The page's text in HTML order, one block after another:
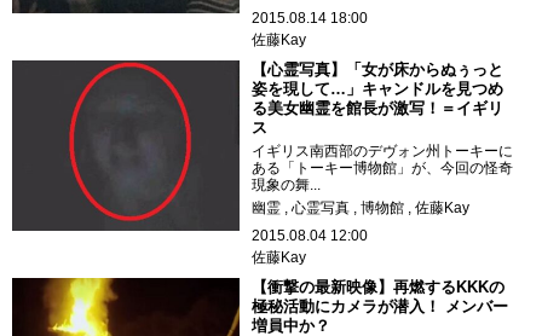
2015.08.14 18:00
佐藤Kay
【心霊写真】「女が床からぬぅっと
姿を現して…」キャンドルを見つめ
る美女幽霊を館長が激写！＝イギリ
ス
イギリス南西部のデヴォン州トーキーに
ある「トーキー博物館」が、今回の怪奇
現象の舞...
幽霊
心霊写真 博物館
佐藤Kay
2015.08.04 12:00
佐藤Kay
【衝撃の最新映像】再燃するKKKの
極秘活動にカメラが潜入！ メンバー
増員中か？